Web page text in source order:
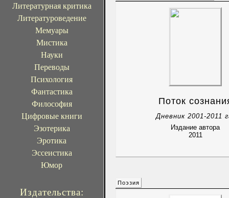
Литературная критика
Литературоведение
Мемуары
Мистика
Науки
Переводы
Психология
Фантастика
Философия
Цифровые книги
Эзотерика
Эротика
Эссеистика
Юмор
Издательства:
Поток
Дневник 2001-2011
Издание автора
2011
Поэзия